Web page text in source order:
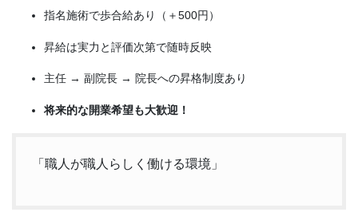
指名施術で歩合給あり（＋500円）
昇給は実力と評価次第で随時反映
主任 → 副院長 → 院長への昇格制度あり
将来的な開業希望も大歓迎！
「職人が職人らしく働ける環境」